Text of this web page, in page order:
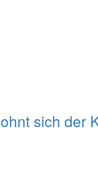
sich der